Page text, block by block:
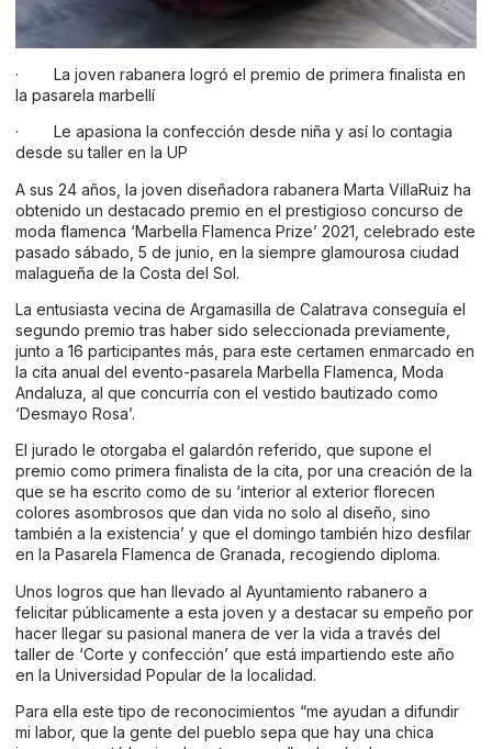
· La joven rabanera logró el premio de primera finalista en
la pasarela marbellí
· Le apasiona la confección desde niña y así lo contagia
desde su taller en la UP
A sus 24 años, la joven diseñadora rabanera Marta VillaRuiz ha
obtenido un destacado premio en el prestigioso concurso de
moda flamenca ‘Marbella Flamenca Prize’ 2021, celebrado este
pasado sábado, 5 de junio, en la siempre glamourosa ciudad
malagueña de la Costa del Sol.
La entusiasta vecina de Argamasilla de Calatrava conseguía el
segundo premio tras haber sido seleccionada previamente,
junto a 16 participantes más, para este certamen enmarcado en
la cita anual del evento-pasarela Marbella Flamenca, Moda
Andaluza, al que concurría con el vestido bautizado como
‘Desmayo Rosa’.
El jurado le otorgaba el galardón referido, que supone el
premio como primera finalista de la cita, por una creación de la
que se ha escrito como de su ‘interior al exterior florecen
colores asombrosos que dan vida no solo al diseño, sino
también a la existencia’ y que el domingo también hizo desfilar
en la Pasarela Flamenca de Granada, recogiendo diploma.
Unos logros que han llevado al Ayuntamiento rabanero a
felicitar públicamente a esta joven y a destacar su empeño por
hacer llegar su pasional manera de ver la vida a través del
taller de ‘Corte y confección’ que está impartiendo este año
en la Universidad Popular de la localidad.
Para ella este tipo de reconocimientos “me ayudan a difundir
mi labor, que la gente del pueblo sepa que hay una chica